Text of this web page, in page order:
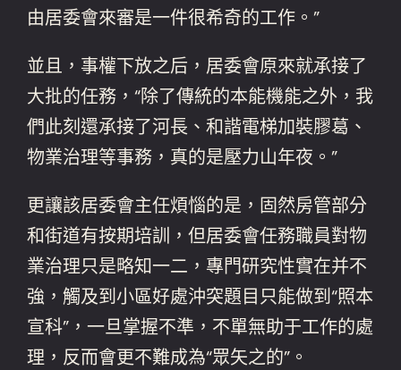
由居委會來審是一件很希奇的工作。”
並且，事權下放之后，居委會原來就承接了
大批的任務，“除了傳統的本能機能之外，我
們此刻還承接了河長、和諧電梯加裝膠葛、
物業治理等事務，真的是壓力山年夜。”
更讓該居委會主任煩惱的是，固然房管部分
和街道有按期培訓，但居委會任務職員對物
業治理只是略知一二，專門研究性實在并不
強，觸及到小區好處沖突題目只能做到“照本
宣科”，一旦掌握不準，不單無助于工作的處
理，反而會更不難成為“眾矢之的”。